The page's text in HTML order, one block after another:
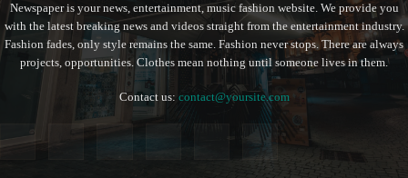
Newspaper is your news, entertainment, music fashion website. We provide you
with the latest breaking news and videos straight from the entertainment industry.
Fashion fades, only style remains the same. Fashion never stops. There are always
projects, opportunities. Clothes mean nothing until someone lives in them.
Contact us: contact@yoursite.com